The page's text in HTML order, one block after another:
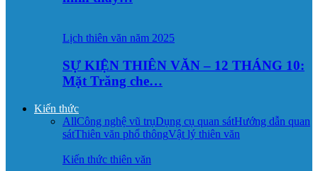
Lịch thiên văn năm 2025
SỰ KIỆN THIÊN VĂN – 12 THÁNG 10:
Mặt Trăng che…
Kiến thức
AllCông nghệ vũ trụDụng cụ quan sátHướng dẫn quan
sátThiên văn phổ thôngVật lý thiên văn
Kiến thức thiên văn